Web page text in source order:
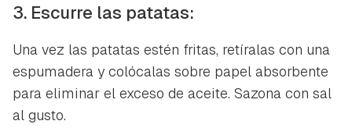
3. Escurre las patatas:
Una vez las patatas estén fritas, retíralas con una
espumadera y colócalas sobre papel absorbente
para eliminar el exceso de aceite. Sazona con sal
al gusto.